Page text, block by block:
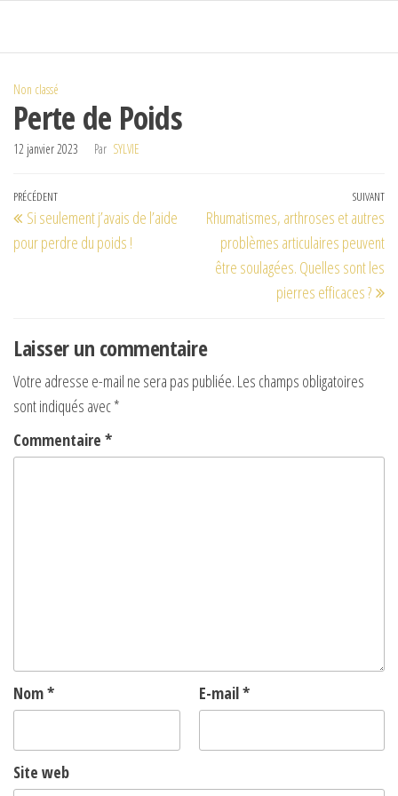
Non classé
Perte de Poids
12 janvier 2023 Par SYLVIE
Navigation
de
l’article
Article
précédent
PRÉCÉDENT
Si seulement j’avais de l’aide
pour perdre du poids !
SUIVANT
Rhumatismes, arthroses et autres
problèmes articulaires peuvent
être soulagées. Quelles sont les
pierres efficaces ?
Laisser un commentaire
Votre adresse e-mail ne sera pas publiée. Les champs obligatoires
sont indiqués avec*
Commentaire *
Nom* E-mail*
Site web